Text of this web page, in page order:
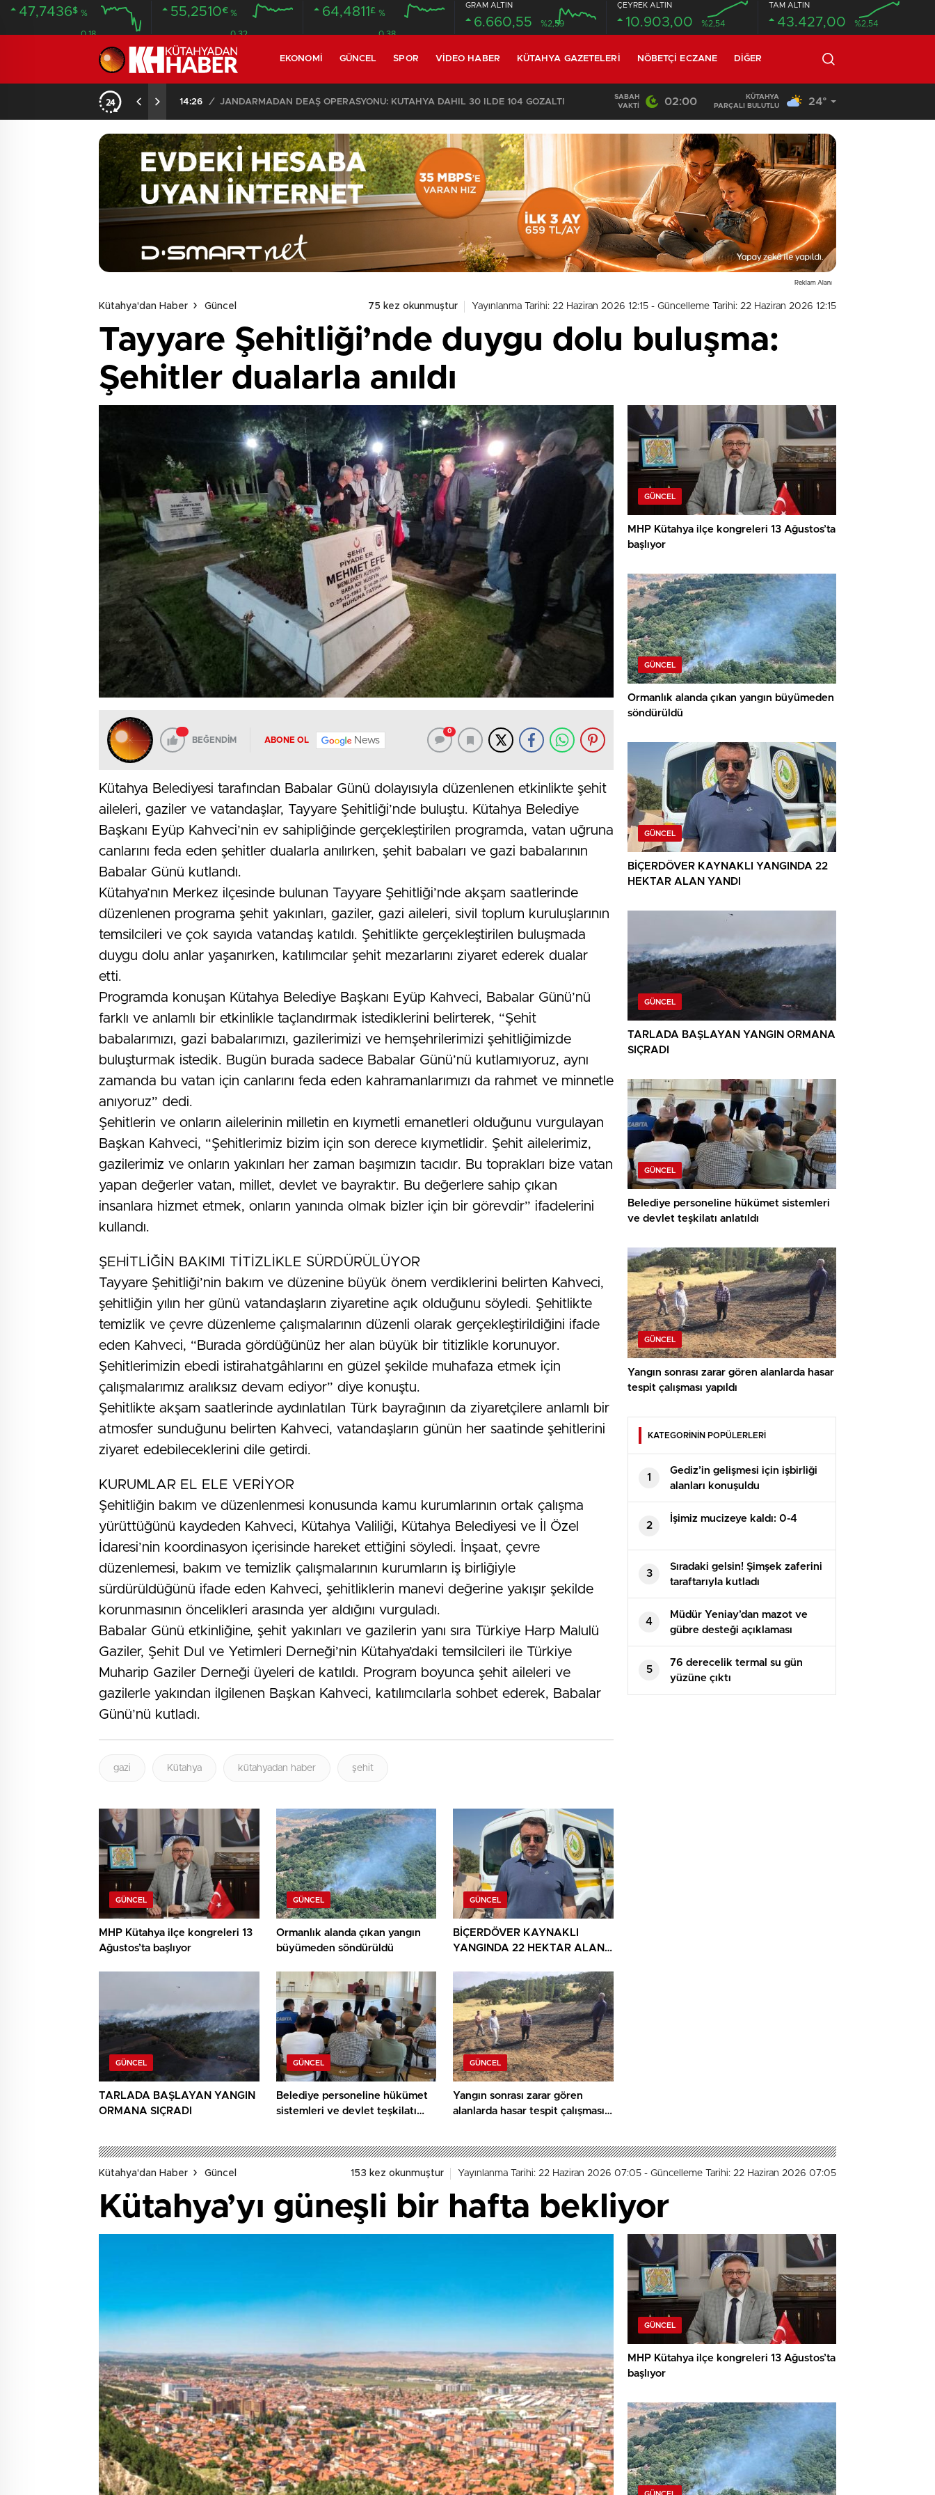
47,7436$ %
0.18
55,2510€ %
0.32
64,4811 £ %
0.38
GRAM ALTIN
6.660,55 %2,59
ÇEYREK ALTIN
10.903,00 %2,54
TAM ALTIN
43.427,00 %2,54
EKONOMI GÜNCEL SPOR VIDEO HABER KÜTAHYA GAZETELERI NÖBETÇI ECZANE DIĞER
14:26 / JANDARMADAN DEAŞ OPERASYONU: KÜTAHYA DAHİL 30 İLDE 104 GÖZALTI 02:03 /
SABAH
VAKTI
02:00
KÜTAHYA
PARÇALI BULUTLU
24°
Reklam Alanı
Kütahya'dan Haber Güncel 75 kez okunmuştur Yayınlanma Tarihi: 22 Haziran 2026 12:15 - Güncelleme Tarihi: 22 Haziran 2026 12:15
Tayyare Şehitliği’nde duygu dolu buluşma:
Şehitler dualarla anıldı
BEĞENDİM ABONE OL News
0
Kütahya Belediyesi tarafından Babalar Günü dolayısıyla düzenlenen etkinlikte şehit
aileleri, gaziler ve vatandaşlar, Tayyare Şehitliği’nde buluştu. Kütahya Belediye
Başkanı Eyüp Kahveci’nin ev sahipliğinde gerçekleştirilen programda, vatan uğruna
canlarını feda eden şehitler dualarla anılırken, şehit babaları ve gazi babalarının
Babalar Günü kutlandı.
Kütahya’nın Merkez ilçesinde bulunan Tayyare Şehitliği’nde akşam saatlerinde
düzenlenen programa şehit yakınları, gaziler, gazi aileleri, sivil toplum kuruluşlarının
temsilcileri ve çok sayıda vatandaş katıldı. Şehitlikte gerçekleştirilen buluşmada
duygu dolu anlar yaşanırken, katılımcılar şehit mezarlarını ziyaret ederek dualar
etti.
Programda konuşan Kütahya Belediye Başkanı Eyüp Kahveci, Babalar Günü’nü
farklı ve anlamlı bir etkinlikle taçlandırmak istediklerini belirterek, “Şehit
babalarımızı, gazi babalarımızı, gazilerimizi ve hemşehrilerimizi şehitliğimizde
buluşturmak istedik. Bugün burada sadece Babalar Günü’nü kutlamıyoruz, aynı
zamanda bu vatan için canlarını feda eden kahramanlarımızı da rahmet ve minnetle
anıyoruz” dedi.
Şehitlerin ve onların ailelerinin milletin en kıymetli emanetleri olduğunu vurgulayan
Başkan Kahveci, “Şehitlerimiz bizim için son derece kıymetlidir. Şehit ailelerimiz,
gazilerimiz ve onların yakınları her zaman başımızın tacıdır. Bu toprakları bize vatan
yapan değerler vatan, millet, devlet ve bayraktır. Bu değerlere sahip çıkan
insanlara hizmet etmek, onların yanında olmak bizler için bir görevdir” ifadelerini
kullandı.
ŞEHİTLİĞİN BAKIMI TİTİZLİKLE SÜRDÜRÜLÜYOR
Tayyare Şehitliği’nin bakım ve düzenine büyük önem verdiklerini belirten Kahveci,
şehitliğin yılın her günü vatandaşların ziyaretine açık olduğunu söyledi. Şehitlikte
temizlik ve çevre düzenleme çalışmalarının düzenli olarak gerçekleştirildiğini ifade
eden Kahveci, “Burada gördüğünüz her alan büyük bir titizlikle korunuyor.
Şehitlerimizin ebedi istirahatgâhlarını en güzel şekilde muhafaza etmek için
çalışmalarımız aralıksız devam ediyor” diye konuştu.
Şehitlikte akşam saatlerinde aydınlatılan Türk bayrağının da ziyaretçilere anlamlı bir
atmosfer sunduğunu belirten Kahveci, vatandaşların günün her saatinde şehitlerini
ziyaret edebileceklerini dile getirdi.
KURUMLAR EL ELE VERİYOR
Şehitliğin bakım ve düzenlenmesi konusunda kamu kurumlarının ortak çalışma
yürüttüğünü kaydeden Kahveci, Kütahya Valiliği, Kütahya Belediyesi ve İl Özel
İdaresi’nin koordinasyon içerisinde hareket ettiğini söyledi. İnşaat, çevre
düzenlemesi, bakım ve temizlik çalışmalarının kurumların iş birliğiyle
sürdürüldüğünü ifade eden Kahveci, şehitliklerin manevi değerine yakışır şekilde
korunmasının öncelikleri arasında yer aldığını vurguladı.
Babalar Günü etkinliğine, şehit yakınları ve gazilerin yanı sıra Türkiye Harp Malulü
Gaziler, Şehit Dul ve Yetimleri Derneği’nin Kütahya’daki temsilcileri ile Türkiye
Muharip Gaziler Derneği üyeleri de katıldı. Program boyunca şehit aileleri ve
gazilerle yakından ilgilenen Başkan Kahveci, katılımcılarla sohbet ederek, Babalar
Günü’nü kutladı.
gazi Kütahya kütahyadan haber şehit
GÜNCEL
MHP Kütahya ilçe kongreleri 13
Ağustos’ta başlıyor
GÜNCEL
Ormanlık alanda çıkan yangın
büyümeden söndürüldü
GÜNCEL
BİÇERDÖVER KAYNAKLI
YANGINDA 22 HEKTAR ALAN
GÜNCEL
TARLADA BAŞLAYAN YANGIN
ORMANA SIÇRADI
GÜNCEL
Belediye personeline hükümet
sistemleri ve devlet teşkilatı
GÜNCEL
Yangın sonrası zarar gören
alanlarda hasar tespit çalışması
GÜNCEL
MHP Kütahya ilçe kongreleri 13 Ağustos’ta
başlıyor
GÜNCEL
Ormanlık alanda çıkan yangın büyümeden
söndürüldü
GÜNCEL
BİÇERDÖVER KAYNAKLI YANGINDA 22
HEKTAR ALAN YANDI
GÜNCEL
TARLADA BAŞLAYAN YANGIN ORMANA
SIÇRADI
GÜNCEL
Belediye personeline hükümet sistemleri
ve devlet teşkilatı anlatıldı
GÜNCEL
Yangın sonrası zarar gören alanlarda hasar
tespit çalışması yapıldı
KATEGORİNİN POPÜLERLERİ
1
Gediz’in gelişmesi için işbirliği
alanları konuşuldu
2
İşimiz mucizeye kaldı: 0-4
3
Sıradaki gelsin! Şimşek zaferini
taraftarıyla kutladı
4
Müdür Yeniay’dan mazot ve
gübre desteği açıklaması
5
76 derecelik termal su gün
yüzüne çıktı
Kütahya'dan Haber Güncel 153 kez okunmuştur Yayınlanma Tarihi: 22 Haziran 2026 07:05 - Güncelleme Tarihi: 22 Haziran 2026 07:05
Kütahya’yı güneşli bir hafta bekliyor
GÜNCEL
MHP Kütahya ilçe kongreleri 13 Ağustos’ta
başlıyor